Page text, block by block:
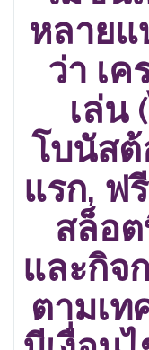
หลายแ
ว่า เ
เล่น
โบนัสต้
แรก, ฟ
สล็อ
และกิจ
ตามเท